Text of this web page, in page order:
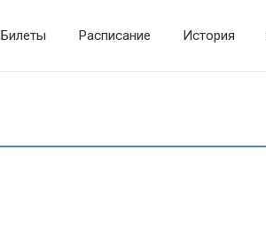
Билеты Расписание История